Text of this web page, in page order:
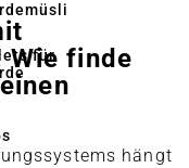
für
Wie finde
hängt